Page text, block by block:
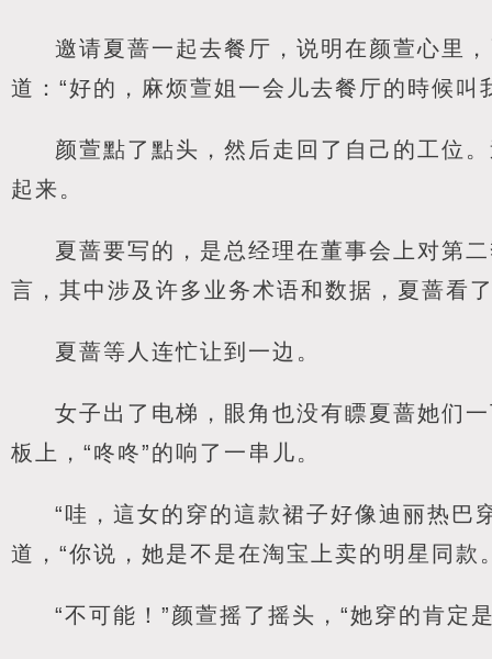
邀请夏蔷一起去餐厅，说明在颜萱心里
道：“好的，麻烦萱姐一会儿去餐厅的時候叫
颜萱點了點头，然后走回了自己的工位
起来。
夏蔷要写的，是总经理在董事会上对第
言，其中涉及许多业务术语和数据，夏蔷看
夏蔷等人连忙让到一边。
女子出了电梯，眼角也没有瞟夏蔷她们
板上，“咚咚”的响了一串儿。
“哇，這女的穿的這款裙子好像迪丽热巴
道，“你说，她是不是在淘宝上卖的明星同款
“不可能！”颜萱摇了摇头，“她穿的肯定